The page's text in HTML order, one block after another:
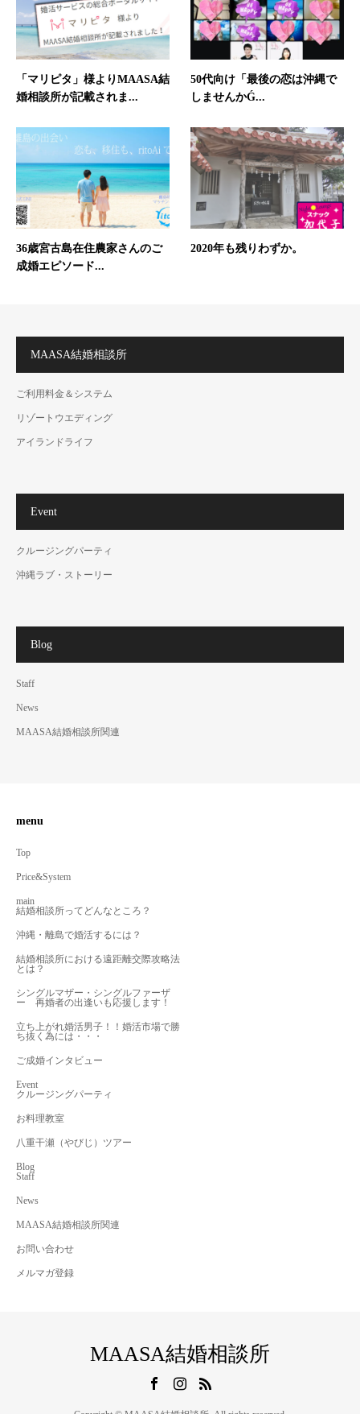
「マリピタ」様よりMAASA結
婚相談所が記載されま...
50代向け「最後の恋は沖縄で
しませんかǴ...
36歳宮古島在住農家さんのご
成婚エピソード...
2020年も残りわずか。
MAASA結婚相談所
ご利用料金＆システム
リゾートウエディング
アイランドライフ
Event
クルージングパーティ
沖縄ラブ・ストーリー
Blog
Staff
News
MAASA結婚相談所関連
menu
Top
Price&System
main
結婚相談所ってどんなところ？
沖縄・離島で婚活するには？
結婚相談所における遠距離交際攻略法
とは？
シングルマザー・シングルファーザ
ー 再婚者の出逢いも応援します！
立ち上がれ婚活男子！！婚活市場で勝
ち抜く為には・・・
ご成婚インタビュー
Event
クルージングパーティ
お料理教室
八重干瀬（やびじ）ツアー
Blog
Staff
News
MAASA結婚相談所関連
お問い合わせ
メルマガ登録
MAASA結婚相談所